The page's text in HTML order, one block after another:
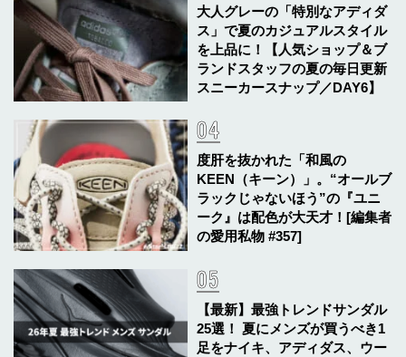
大人グレーの「特別なアディダ
ス」で夏のカジュアルスタイル
を上品に！【人気ショップ＆ブ
ランドスタッフの夏の毎日更新
スニーカースナップ／DAY6】
度肝を抜かれた「和風の
KEEN（キーン）」。“オールブ
ラックじゃないほう”の『ユニ
ーク』は配色が大天才！[編集者
の愛用私物 #357]
【最新】最強トレンドサンダル
25選！ 夏にメンズが買うべき1
足をナイキ、アディダス、ウー